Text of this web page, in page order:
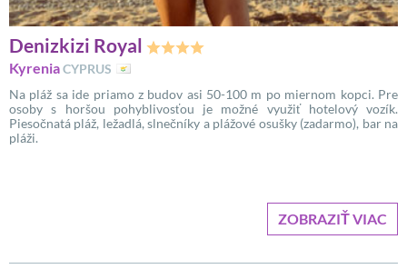
Denizkizi Royal
KyreniaCYPRUS
Na pláž sa ide priamo z budov asi 50-100 m po miernom kopci. Pre
osoby s horšou pohyblivosťou je možné využiť hotelový vozík.
Piesočnatá pláž, ležadlá, slnečníky a plážové osušky (zadarmo), bar na
pláži.
ZOBRAZIŤ VIAC